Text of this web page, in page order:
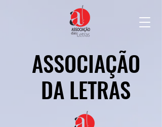
ASSOCIAÇÃO
DA LETRAS
ASSOCIAÇÃO
DA LETRAS